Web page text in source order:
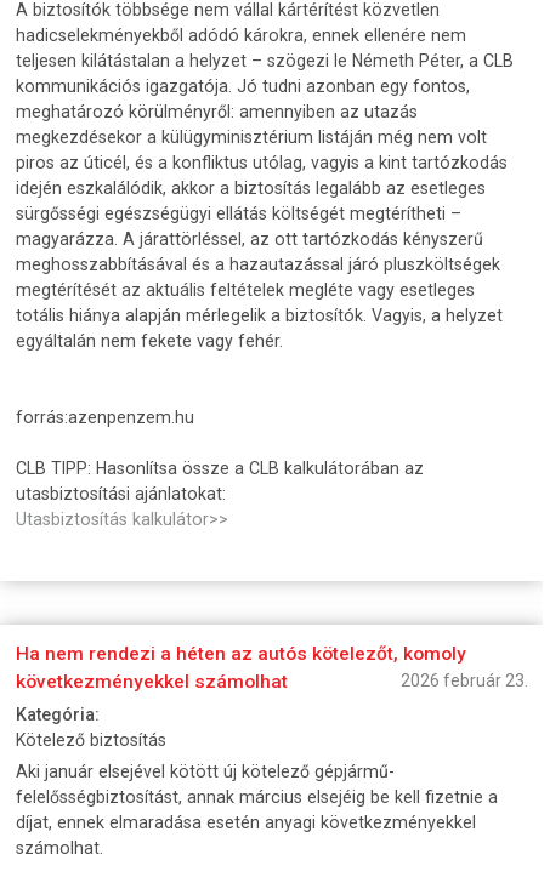
A biztosítók többsége nem vállal kártérítést közvetlen
hadicselekményekből adódó károkra, ennek ellenére nem
teljesen kilátástalan a helyzet – szögezi le Németh Péter, a CLB
kommunikációs igazgatója. Jó tudni azonban egy fontos,
meghatározó körülményről: amennyiben az utazás
megkezdésekor a külügyminisztérium listáján még nem volt
piros az úticél, és a konfliktus utólag, vagyis a kint tartózkodás
idején eszkalálódik, akkor a biztosítás legalább az esetleges
sürgősségi egészségügyi ellátás költségét megtérítheti –
magyarázza. A járattörléssel, az ott tartózkodás kényszerű
meghosszabbításával és a hazautazással járó pluszköltségek
megtérítését az aktuális feltételek megléte vagy esetleges
totális hiánya alapján mérlegelik a biztosítók. Vagyis, a helyzet
egyáltalán nem fekete vagy fehér.
forrás:azenpenzem.hu
CLB TIPP: Hasonlítsa össze a CLB kalkulátorában az
utasbiztosítási ajánlatokat:
Utasbiztosítás kalkulátor>>
Ha nem rendezi a héten az autós kötelezőt, komoly
következményekkel számolhat
2026 február 23.
Kategória:
Kötelező biztosítás
Aki január elsejével kötött új kötelező gépjármű-
felelősségbiztosítást, annak március elsejéig be kell fizetnie a
díjat, ennek elmaradása esetén anyagi következményekkel
számolhat.